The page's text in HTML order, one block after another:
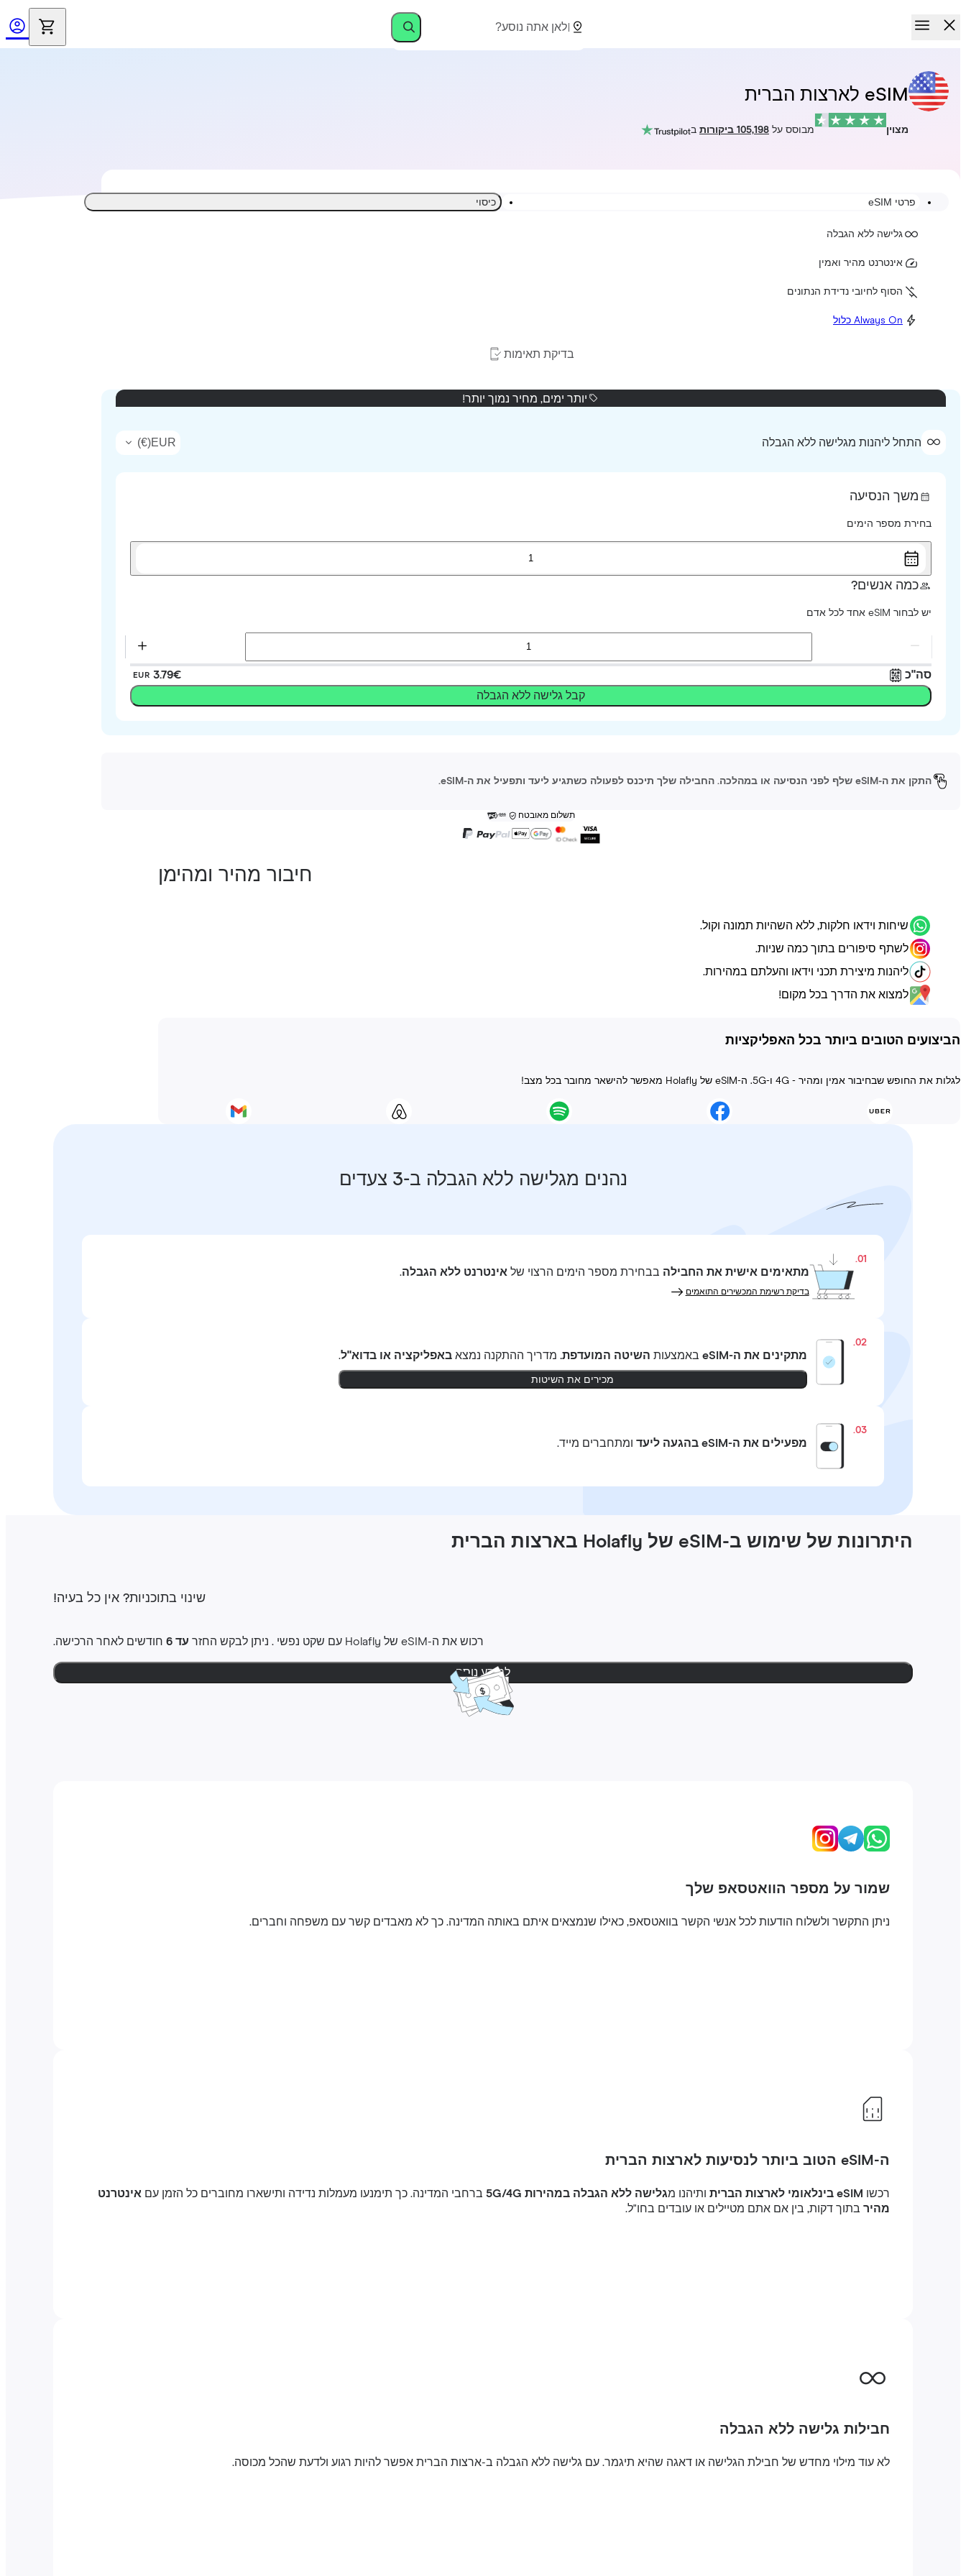
eSIM לארצות הברית
מצוין מבוסס על 105,198 ביקורות ב
פרטי eSIM כיסוי
גלישה ללא הגבלה
אינטרנט מהיר ואמין
הסוף לחיובי נדידת הנתונים
Always On כלול
בדיקת תאימות
יותר ימים, מחיר נמוך יותר!
התחל ליהנות מגלישה ללא הגבלה EUR
(
€
)
משך הנסיעה
בחירת מספר הימים
1
כמה אנשים?
יש לבחור eSIM אחד לכל אדם
סה"כ EUR ‏3.79 ‏€
קבל גלישה ללא הגבלה
התקן את ה-eSIM שלף לפני הנסיעה או במהלכה. החבילה שלך תיכנס לפעולה כשתגיע ליעד ותפעיל את ה-eSIM.
תשלום מאובטח
חיבור מהיר ומהימן
שיחות וידאו חלקות, ללא השהיות תמונה וקול.
לשתף סיפורים בתוך כמה שניות.
ליהנות מיצירת תכני וידאו והעלתם במהירות.
למצוא את הדרך בכל מקום!
הביצועים הטובים ביותר בכל האפליקציות
לגלות את החופש שבחיבור אמין ומהיר - 4G ו-5G. ה-eSIM של Holafly מאפשר להישאר מחובר בכל מצב!
נהנים מגלישה ללא הגבלה ב-3 צעדים
01.
מתאימים אישית את החבילה בבחירת מספר הימים הרצוי של אינטרנט ללא הגבלה.
בדיקת רשימת המכשירים התואמים
02.
מתקינים את ה-eSIM באמצעות השיטה המועדפת. מדריך ההתקנה נמצאבאפליקציה או בדוא"ל.
מכירים את השיטות
03.
מפעילים את ה-eSIM בהגעה ליעד ומתחברים מייד.
היתרונות של שימוש ב-eSIM של Holafly בארצות הברית
שינוי בתוכניות‎? אין כל בעיה‎!
רכוש את ה-‎eSIM שלHolafly ‎ עם שקט נפשי ‎. ניתן לבקש החזר עד 6 חודשים לאחר הרכישה.
למידע נוסף
שמור על מספר הוואטסאפ שלך
ניתן התקשר ולשלוח הודעות לכל אנשי הקשר בוואטסאפ, כאילו שנמצאים איתם באותה המדינה. כך לא מאבדים קשר עם משפחה וחברים.
ה-eSIM הטוב ביותר לנסיעות לארצות הברית
רכשו eSIM בינלאומי לארצות הברית ותיהנו מגלישה ללא הגבלה במהירות 5G/4G ברחבי המדינה. כך תימנעו מעמלות נדידה ותישארו מחוברים כל הזמן עםאינטרנט
מהיר בתוך דקות, בין אם אתם מטיילים או עובדים בחו"ל.
חבילות גלישה ללא הגבלה
לא עוד מילוי מחדש של חבילת הגלישה או דאגה שהיא תיגמר. עם גלישה ללא הגבלה ב-ארצות הברית אפשר להיות רגוע ולדעת שהכל מכוסה.